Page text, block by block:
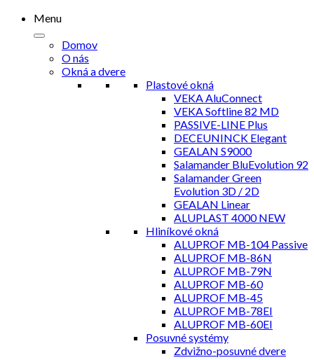
Menu
Domov
O nás
Okná a dvere
Plastové okná
VEKA AluConnect
VEKA Softline 82 MD
PASSIVE-LINE Plus
DECEUNINCK Elegant
GEALAN S9000
Salamander BluEvolution 92
Salamander Green
Evolution 3D / 2D
GEALAN Linear
ALUPLAST 4000 NEW
Hliníkové okná
ALUPROF MB-104 Passive
ALUPROF MB-86N
ALUPROF MB-79N
ALUPROF MB-60
ALUPROF MB-45
ALUPROF MB-78EI
ALUPROF MB-60EI
Posuvné systémy
Zdvižno-posuvné dvere